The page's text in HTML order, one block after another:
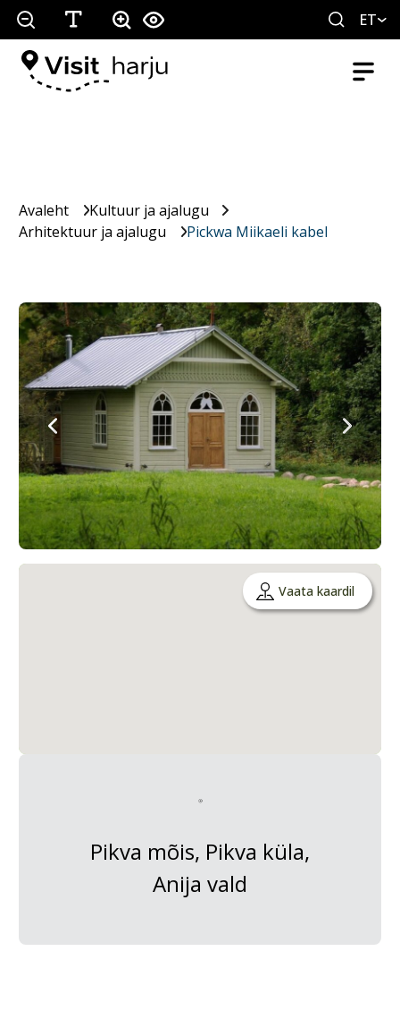
ET
Avaleht
Kultuur ja ajalugu
Arhitektuur ja ajalugu
Pickwa Miikaeli kabel
Vaata kaardil
Pikva mõis, Pikva küla,
Anija vald